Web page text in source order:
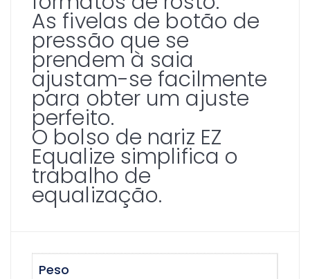
As fivelas de botão de
pressão que se
prendem à saia
ajustam-se facilmente
para obter um ajuste
perfeito.
O bolso de nariz EZ
Equalize simplifica o
trabalho de
equalização.
Peso